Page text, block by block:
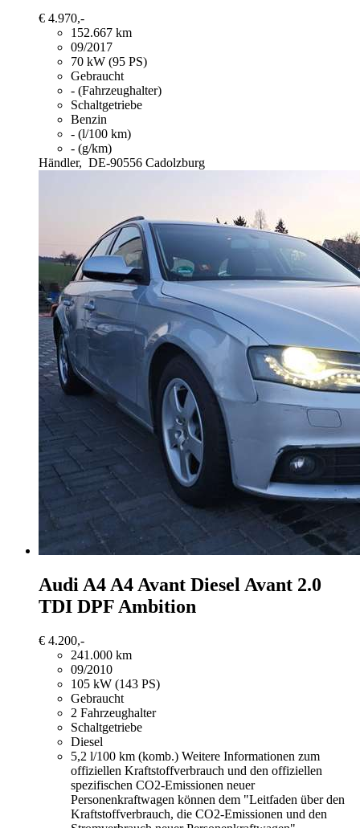
€ 4.970,-
152.667 km
09/2017
70 kW (95 PS)
Gebraucht
- (Fahrzeughalter)
Schaltgetriebe
Benzin
- (l/100 km)
- (g/km)
Händler, DE-90556 Cadolzburg
Audi A4 A4 Avant Diesel Avant 2.0
TDI DPF Ambition
€ 4.200,-
241.000 km
09/2010
105 kW (143 PS)
Gebraucht
2 Fahrzeughalter
Schaltgetriebe
Diesel
5,2 l/100 km (komb.) Weitere Informationen zum
offiziellen Kraftstoffverbrauch und den offiziellen
spezifischen CO2-Emissionen neuer
Personenkraftwagen können dem "Leitfaden über den
Kraftstoffverbrauch, die CO2-Emissionen und den